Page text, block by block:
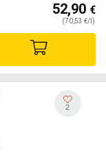
52,90 €
(70,53 €/l)
2